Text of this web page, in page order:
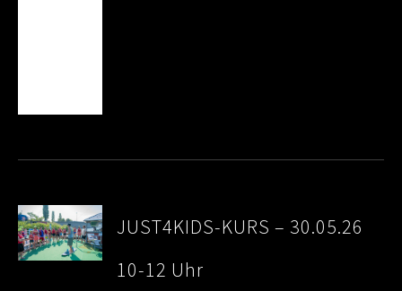
JUST4KIDS-KURS – 30.05.26
10-12 Uhr